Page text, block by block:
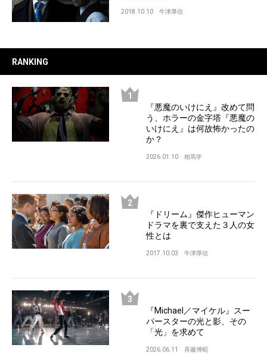
2018.10.10 牛津厚信
RANKING
『悪魔のいけにえ』改めて問
う、ホラーの金字塔『悪魔の
いけにえ』は何故怖かったの
か？
2026.01.10 相馬学
『ドリーム』傑作ヒューマン
ドラマを裏で支えた３人の女
性とは
2017.10.03 牛津厚信
『Michael／マイケル』スー
パースターの光と影、その
「光」を求めて
2026.06.11 斉藤博昭